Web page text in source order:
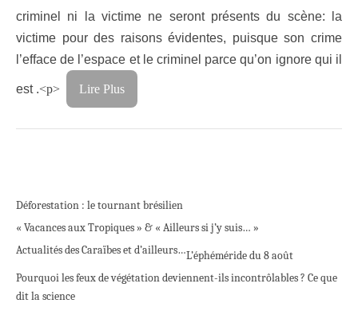
criminel ni la victime ne seront présents du scène: la
victime pour des raisons évidentes, puisque son crime
l’efface de l’espace et le criminel parce qu’on ignore qui il
est .<p> Lire Plus
Déforestation : le tournant brésilien
« Vacances aux Tropiques » & « Ailleurs si j’y suis… »
Actualités des Caraïbes et d’ailleurs…L’éphéméride du 8 août
Pourquoi les feux de végétation deviennent-ils incontrôlables ? Ce que
dit la science